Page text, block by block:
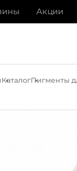
Акции
КаталогПигменты